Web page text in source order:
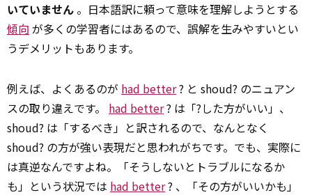
いていません 。日本語訳に頼って意味を理解しようとする
傾向 が多くの学習者にはあるので、誤解を生みやすいとい
うデメリットもあります。
例えば、よくあるのが had better? と shoud? のニュアン
スの取り違えです。 had better? は「?した方がいい」、
shoud? は「するべき」と訳されるので、なんとなく
shoud? の方が強い表現だと思われがちです。でも、実際に
は真逆なんですよね。「そうしないとトラブルになるか
も」という状況では had better? 、「その方がいいかも」